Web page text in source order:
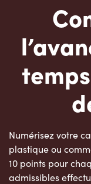
Numérisez votre
plastique ou
10 points pour
admissibles